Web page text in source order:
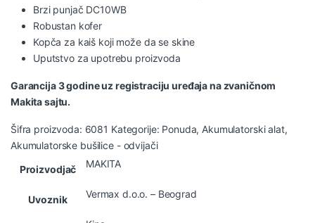
Brzi punjač DC10WB
Robustan kofer
Kopča za kaiš koji može da se skine
Uputstvo za upotrebu proizvoda
Garancija 3 godine uz registraciju uređaja na zvaničnom
Makita sajtu.
Šifra proizvoda: 6081 Kategorije: Ponuda, Akumulatorski alat,
Akumulatorske bušilice - odvijači
Proizvodjač
MAKITA
Uvoznik Vermax d.o.o. – Beograd